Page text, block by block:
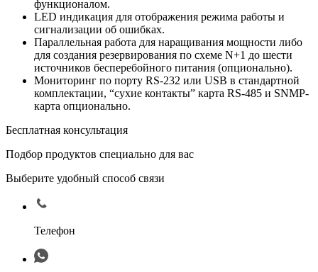
функционалом.
LED индикация для отображения режима работы и
сигнализации об ошибках.
Параллельная работа для наращивания мощности либо
для создания резервирования по схеме N+1 до шести
источников бесперебойного питания (опционально).
Мониторинг по порту RS-232 или USB в стандартной
комплектации, “сухие контакты” карта RS-485 и SNMP-
карта опционально.
Бесплатная консультация
Подбор продуктов специально для вас
Выберите удобный способ связи
Телефон